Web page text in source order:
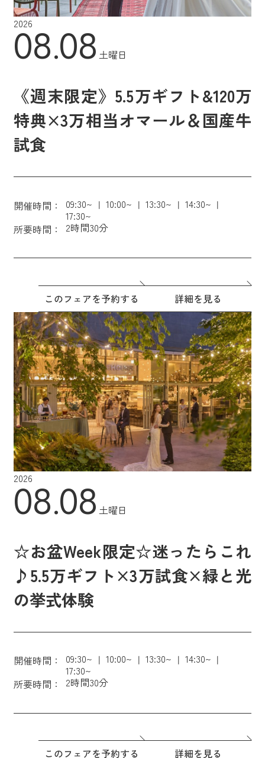
2026
08.08 土曜日
《週末限定》5.5万ギフト&120万
特典×3万相当オマール＆国産牛
試食
開催時間： 09:30~ 10:00~ 13:30~
14:30~
17:30~
所要時間：
2時間30分
このフェアを予約する 詳細を見る
2026
08.08 土曜日
☆お盆Week限定☆迷ったらこれ
♪5.5万ギフト×3万試食×緑と光
の挙式体験
開催時間： 09:30~ 10:00~ 13:30~
14:30~
17:30~
所要時間：
2時間30分
このフェアを予約する 詳細を見る